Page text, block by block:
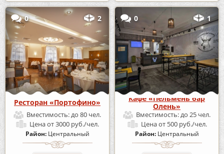
0 2
Ресторан «Портофино»
Вместимость: до 80 чел.
Ценаот 3000 руб./чел.
Район: Центральный
0 1
Кафе «Пельмень бар
Олень»
Вместимость: до 25 чел.
Ценаот 500 руб./чел.
Район: Центральный